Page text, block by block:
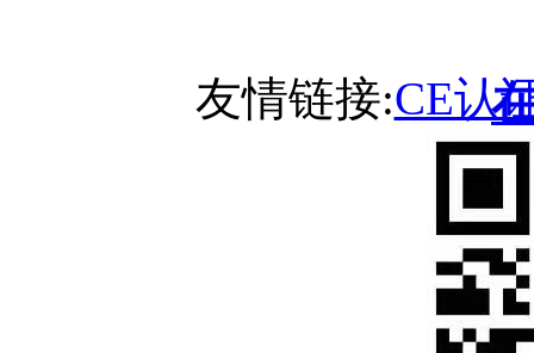
友情链接:CE认